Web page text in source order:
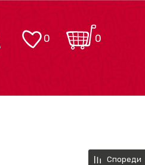
0
0
Спореди